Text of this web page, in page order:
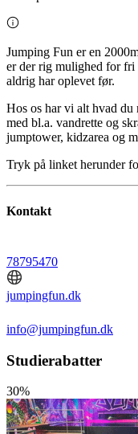
Jumping Fun er en
er der rig mulighed for fri
aldrig har oplevet før.
Hos os har vi alt hvad du
med bl.a. vandrette og
jumptower, kidzarea og
Tryk på linket herunder
Kontakt
78795470
jumpingfun.dk
info@jumpingfun.dk
Studierabatter
30%